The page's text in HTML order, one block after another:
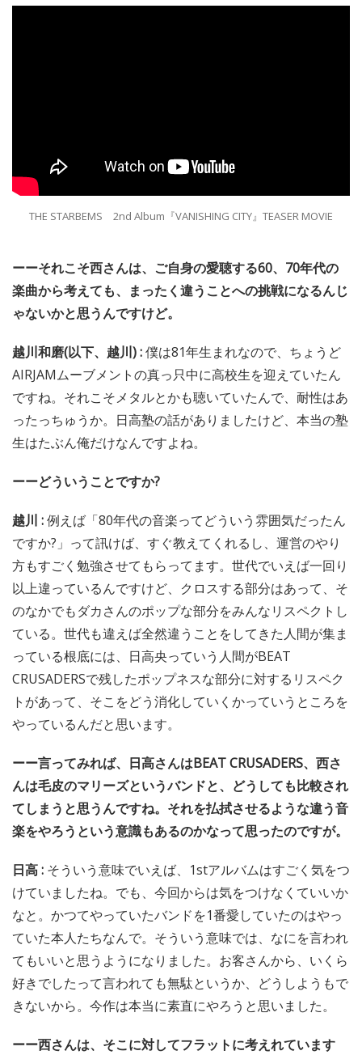
THE STARBEMS 2nd Album『VANISHING CITY』TEASER MOVIE
ーーそれこそ西さんは、ご自身の愛聴する60、70年代の
楽曲から考えても、まったく違うことへの挑戦になるんじ
ゃないかと思うんですけど。
越川和磨(以下、越川) :僕は81年生まれなので、ちょうど
AIRJAMムーブメントの真っ只中に高校生を迎えていたん
ですね。それこそメタルとかも聴いていたんで、耐性はあ
ったっちゅうか。日高塾の話がありましたけど、本当の塾
生はたぶん俺だけなんですよね。
ーーどういうことですか?
越川 :例えば「80年代の音楽ってどういう雰囲気だったん
ですか?」って訊けば、すぐ教えてくれるし、運営のやり
方もすごく勉強させてもらってます。世代でいえば一回り
以上違っているんですけど、クロスする部分はあって、そ
のなかでもダカさんのポップな部分をみんなリスペクトし
ている。世代も違えば全然違うことをしてきた人間が集ま
っている根底には、日高央っていう人間がBEAT
CRUSADERSで残したポップネスな部分に対するリスペク
トがあって、そこをどう消化していくかっていうところを
やっているんだと思います。
ーー言ってみれば、日高さんはBEAT CRUSADERS、西さ
んは毛皮のマリーズというバンドと、どうしても比較され
てしまうと思うんですね。それを払拭させるような違う音
楽をやろうという意識もあるのかなって思ったのですが。
日高 : そういう意味でいえば、1stアルバムはすごく気をつ
けていましたね。でも、今回からは気をつけなくていいか
なと。かつてやっていたバンドを1番愛していたのはやっ
ていた本人たちなんで。そういう意味では、なにを言われ
てもいいと思うようになりました。お客さんから、いくら
好きでしたって言われても無駄というか、どうしようもで
きないから。今作は本当に素直にやろうと思いました。
ーー西さんは、そこに対してフラットに考えれています